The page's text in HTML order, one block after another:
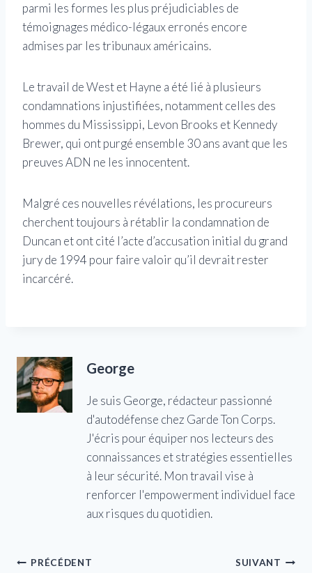
parmi les formes les plus préjudiciables de
témoignages médico-légaux erronés encore
admises par les tribunaux américains.
Le travail de West et Hayne a été lié à plusieurs
condamnations injustifiées, notamment celles des
hommes du Mississippi, Levon Brooks et Kennedy
Brewer, qui ont purgé ensemble 30 ans avant que les
preuves ADN ne les innocentent.
Malgré ces nouvelles révélations, les procureurs
cherchent toujours à rétablir la condamnation de
Duncan et ont cité l’acte d’accusation initial du grand
jury de 1994 pour faire valoir qu’il devrait rester
incarcéré.
George
Je suis George, rédacteur passionné
d'autodéfense chez Garde Ton Corps.
J'écris pour équiper nos lecteurs des
connaissances et stratégies essentielles
à leur sécurité. Mon travail vise à
renforcer l'empowerment individuel face
aux risques du quotidien.
Navigation
PRÉCÉDENT SUIVANT